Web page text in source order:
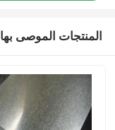
المنتجات الموصى بها